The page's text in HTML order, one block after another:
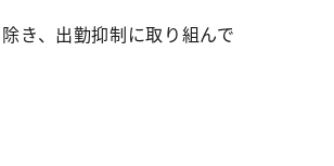
き、出勤抑制に取り組んで